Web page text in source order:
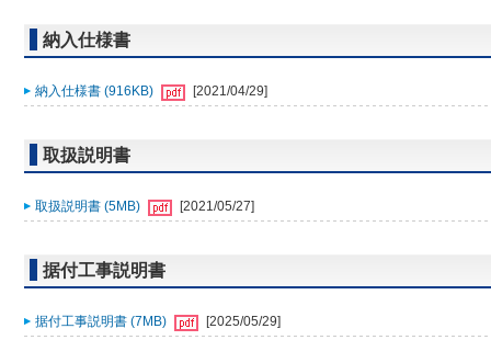
納入仕様書
納入仕様書 (916KB) [2021/04/29]
取扱説明書
取扱説明書 (5MB) [2021/05/27]
据付工事説明書
据付工事説明書 (7MB)
[2025/05/29]